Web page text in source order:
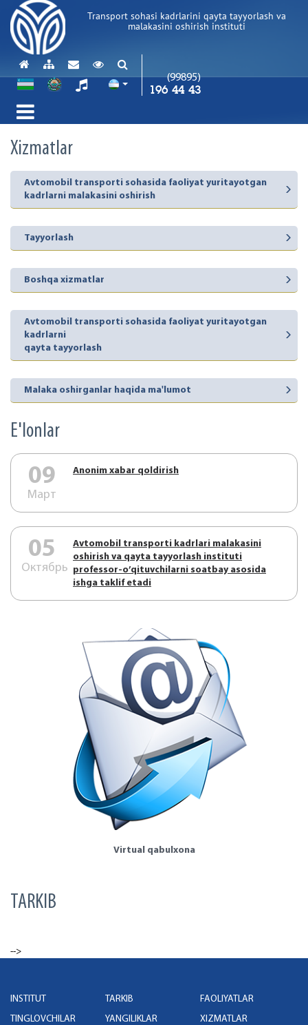
Transport sohasi kadrlarini qayta tayyorlash va
malakasini oshirish instituti
(99895)
196 44 43
Xizmatlar
Avtomobil transporti sohasida faoliyat yuritayotgan
kadrlarni malakasini oshirish
Tayyorlash
Boshqa xizmatlar
Avtomobil transporti sohasida faoliyat yuritayotgan
kadrlarni
qayta tayyorlash
Malaka oshirganlar haqida ma'lumot
E'lonlar
09
Март
Аnonim xabar qoldirish
05
Октябрь
Аvtоmоbil trаnspоrti kаdrlаri mаlаkаsini
оshirish vа qаytа tаyyorlаsh instituti
prоfеssоr-o’qituvchilаrni sоаtbаy аsоsidа
ishgа tаklif etаdi
Virtual qabulxona
TARKIB
-->
INSTITUT TARKIB
FAOLIYATLAR
TINGLOVCHILAR
YANGILIKLAR XIZMATLAR